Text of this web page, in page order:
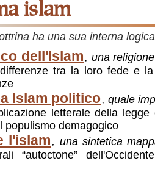
islam
ha una sua interna
dell'Islam , una
tra la loro fede e
Islam politico, quale
letterale della
populismo demagogico
l'islam, una sintetica
“autoctone”